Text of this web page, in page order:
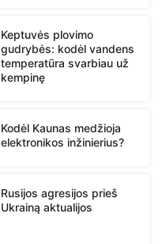
Keptuvės plovimo
gudrybės: kodėl vandens
temperatūra svarbiau už
kempinę
Kodėl Kaunas medžioja
elektronikos inžinierius?
Rusijos agresijos prieš
Ukrainą aktualijos